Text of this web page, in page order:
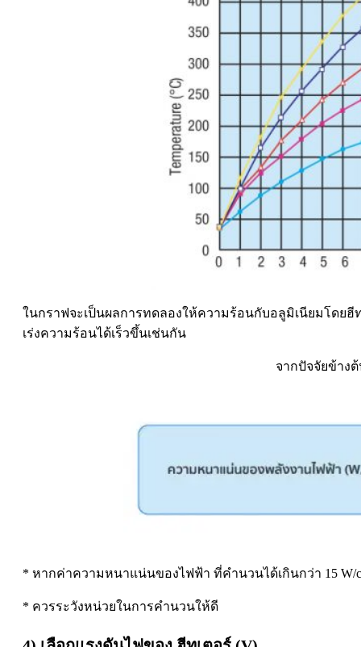
ในกราฟจะเป็นผลการทดลองให้ความร้อนกับอลูมิเนียมโดย
เร่งความร้อนได้เร็วขึ้นเช่นกัน
จากปัจจัยข้าง
* หากค่าความหนาแน่นของไฟฟ้า ที่คำนวนได้เกินกว่า 15 W/
* ควรระวังหน่วยในการคำนวนให้ดี